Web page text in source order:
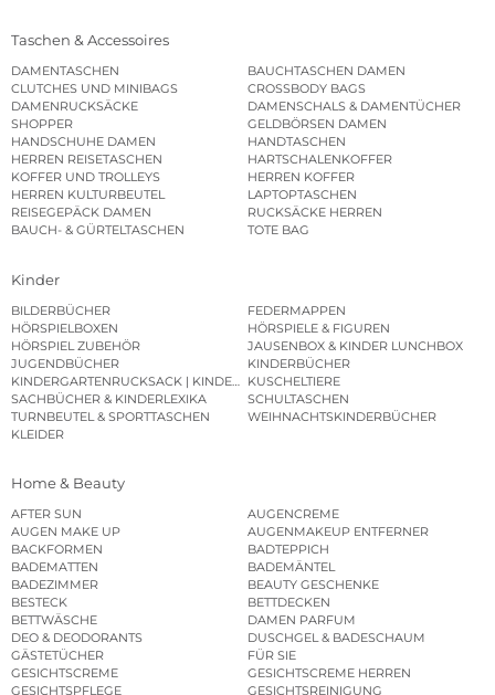
Taschen & Accessoires
DAMENTASCHEN
BAUCHTASCHEN DAMEN
CLUTCHES UND MINIBAGS
CROSSBODY BAGS
DAMENRUCKSÄCKE
DAMENSCHALS & DAMENTÜCHER
SHOPPER
GELDBÖRSEN DAMEN
HANDSCHUHE DAMEN
HANDTASCHEN
HERREN REISETASCHEN
HARTSCHALENKOFFER
KOFFER UND TROLLEYS
HERREN KOFFER
HERREN KULTURBEUTEL
LAPTOPTASCHEN
REISEGEPÄCK DAMEN
RUCKSÄCKE HERREN
BAUCH- & GÜRTELTASCHEN
TOTE BAG
Kinder
BILDERBÜCHER
FEDERMAPPEN
HÖRSPIELBOXEN
HÖRSPIELE & FIGUREN
HÖRSPIEL ZUBEHÖR
JAUSENBOX & KINDER LUNCHBOX
JUGENDBÜCHER
KINDERBÜCHER
KINDERGARTENRUCKSACK | KINDERGARTENBEUTEL
KUSCHELTIERE
SACHBÜCHER & KINDERLEXIKA
SCHULTASCHEN
TURNBEUTEL & SPORTTASCHEN
WEIHNACHTSKINDERBÜCHER
KLEIDER
Home & Beauty
AFTER SUN
AUGENCREME
AUGEN MAKE UP
AUGENMAKEUP ENTFERNER
BACKFORMEN
BADTEPPICH
BADEMATTEN
BADEMÄNTEL
BADEZIMMER
BEAUTY GESCHENKE
BESTECK
BETTDECKEN
BETTWÄSCHE
DAMEN PARFUM
DEO & DEODORANTS
DUSCHGEL & BADESCHAUM
GÄSTETÜCHER
FÜR SIE
GESICHTSCREME
GESICHTSCREME HERREN
GESICHTSPFLEGE
GESICHTSREINIGUNG